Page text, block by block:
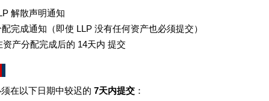
解散声明通知
完成通知（即使 LLP 没有任何资产也必须提交）
资产分配完成后的 14天内 提交
在以下日期中较迟的 7天内提交 ：